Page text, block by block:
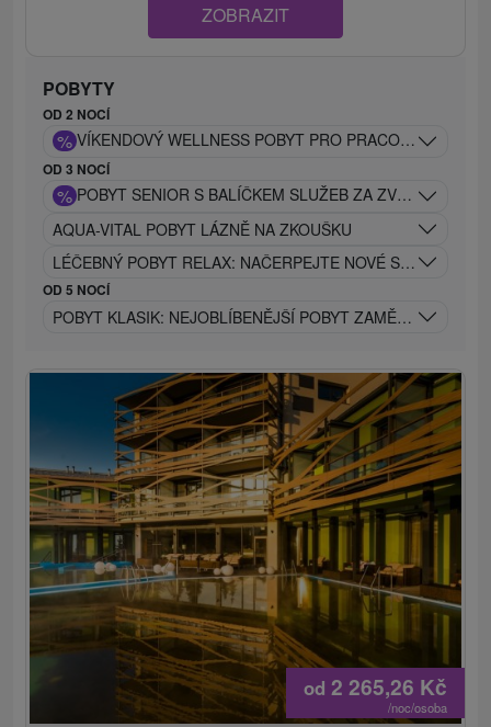
ZOBRAZIT
POBYTY
OD 2 NOCÍ
% VÍKENDOVÝ WELLNESS POBYT PRO PRACOVNĚ
OD 3 NOCÍ
% POBYT SENIOR S BALÍČKEM SLUŽEB ZA
AQUA-VITAL POBYT LÁZNĚ NA ZKOUŠKU
LÉČEBNÝ POBYT RELAX: NAČERPEJTE NOVÉ SÍLY V
OD 5 NOCÍ
POBYT KLASIK: NEJOBLÍBENĚJŠÍ POBYT ZAMĚŘENÝ NA
od 2 265,26 Kč
/noc/osoba